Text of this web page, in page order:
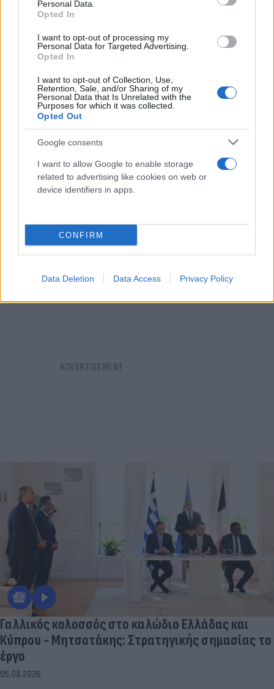
Personal Data.
Opted In
I want to opt-out of processing my
Personal Data for Targeted Advertising.
Opted In
I want to opt-out of Collection, Use,
Retention, Sale, and/or Sharing of my
Personal Data that Is Unrelated with the
Purposes for which it was collected.
Opted Out
Google consents
I want to allow Google to enable storage
related to advertising like cookies on web or
device identifiers in apps.
CONFIRM
Data Deletion Data Access Privacy Policy
FBI» για την 46χρονη - Την Πέμπτη
αναμένεται στην Αθήνα
Γαλλικός κολοσσός στο καλώδιο Ελλάδας και
Κύπρου - Μητσοτάκης: Στρατηγικής σημασίας το
έργο
05.08.2026